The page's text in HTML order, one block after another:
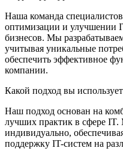
Наша команда
оптимизации и улучшении
бизнесов. Мы
учитывая уникальные
обеспечить эффективное
компании.
Какой подход вы
Наш подход основан на
лучших практик в сфере
индивидуально,
поддержку IT-систем на